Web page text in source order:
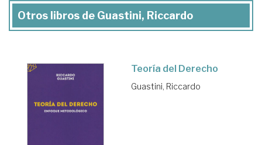
Otros libros de Guastini, Riccardo
Teoría del Derecho
Guastini, Riccardo